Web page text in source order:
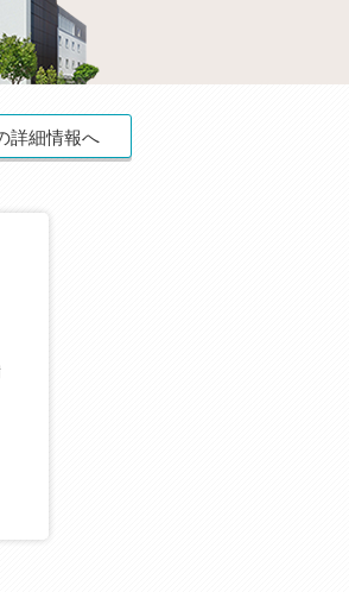
詳細情報へ